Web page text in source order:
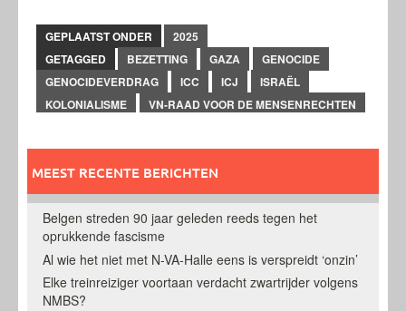
GEPLAATST ONDER
2025
GETAGGED
BEZETTING GAZA
GENOCIDE
GENOCIDEVERDRAG
ICC ICJ
ISRAËL
KOLONIALISME
VN-RAAD VOOR DE MENSENRECHTEN
MEEST RECENTE BERICHTEN
Belgen streden 90 jaar geleden reeds tegen het
oprukkende fascisme
Al wie het niet met N-VA-Halle eens is verspreidt ‘onzin’
Elke treinreiziger voortaan verdacht zwartrijder volgens
NMBS?